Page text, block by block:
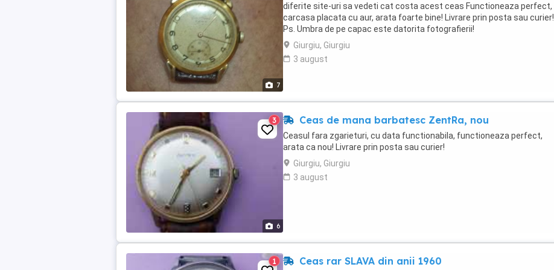
7
diferite site-uri sa vedeti cat costa acest ceas Functioneaza perfect,
carcasa placata cu aur, arata foarte bine! Livrare prin posta sau curier!
Ps. Umbra de pe capac este datorita fotografierii!
Giurgiu, Giurgiu
3 august
6
3 Ceas de mana barbatesc ZentRa, nou
Ceasul fara zgarieturi, cu data functionabila, functioneaza perfect,
arata ca nou! Livrare prin posta sau curier!
Giurgiu, Giurgiu
3 august
1 Ceas rar SLAVA din anii 1960